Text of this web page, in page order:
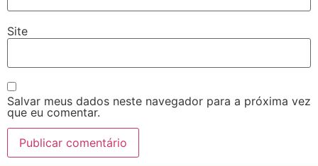
Site
Salvar meus dados neste navegador para a próxima vez
que eu comentar.